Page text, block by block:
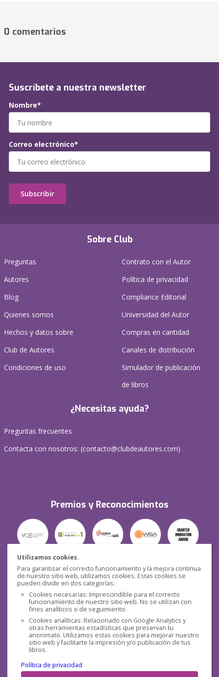
Utilizamos cookies.
Para garantizar el correcto funcionamiento y la mejora continua
de nuestro sitio web, utilizamos cookies. Estas cookies se
pueden dividir en dos categorías:
Cookies necesarias: Imprescindible para el correcto
funcionamiento de nuestro sitio web. No se utilizan con
fines analíticos o de seguimiento.
Cookies analíticas: Relacionado con Google Analytics y
otras herramientas estadísticas que preservan tu
anonimato. Utilizamos estas cookies para mejorar nuestro
sitio web y facilitarte la impresión y/o publicación de tus
libros.
Política de privacidad
.
0 comentarios
Sobre Club
Preguntas
Autores
Blog
Quienes somos
Hechos y datos sobre
Club de Autores
Condiciones de uso
Contrato con el Autor
Política de privacidad
Compliance Editorial
Universidad del Autor
Compras en cantidad
Canales de distribución
Simulador de publicación
de libros
¿Necesitas ayuda?
Preguntas frecuentes
Contacta con nosotros: (contacto@clubdeautores.com)
Premios y Reconocimientos
Seguridad
Redes sociales
Suscríbete a nuestra newsletter
Nombre*
Correo electrónico*
Subscribir